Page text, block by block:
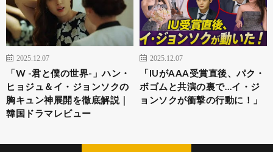
2025.12.07
「W -君と僕の世界-」ハン・
ヒョジュ＆イ・ジョンソクの
胸キュン神展開を徹底解説｜
韓国ドラマレビュー
2025.12.07
「IUがAAA受賞直後、パク・
ボゴムと共演の裏で…イ・ジ
ョンソクが衝撃の行動に！」